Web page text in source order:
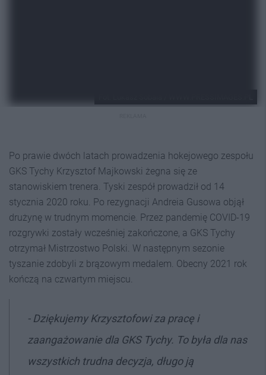
Po prawie dwóch latach prowadzenia hokejowego zespołu
GKS Tychy Krzysztof Majkowski żegna się ze
stanowiskiem trenera. Tyski zespół prowadził od 14
stycznia 2020 roku. Po rezygnacji Andreia Gusowa objął
drużynę w trudnym momencie. Przez pandemię COVID-19
rozgrywki zostały wcześniej zakończone, a GKS Tychy
otrzymał Mistrzostwo Polski. W następnym sezonie
tyszanie zdobyli z brązowym medalem. Obecny 2021 rok
kończą na czwartym miejscu.
- Dziękujemy Krzysztofowi za pracę i
zaangażowanie dla GKS Tychy. To była dla nas
wszystkich trudna decyzja, długo ją